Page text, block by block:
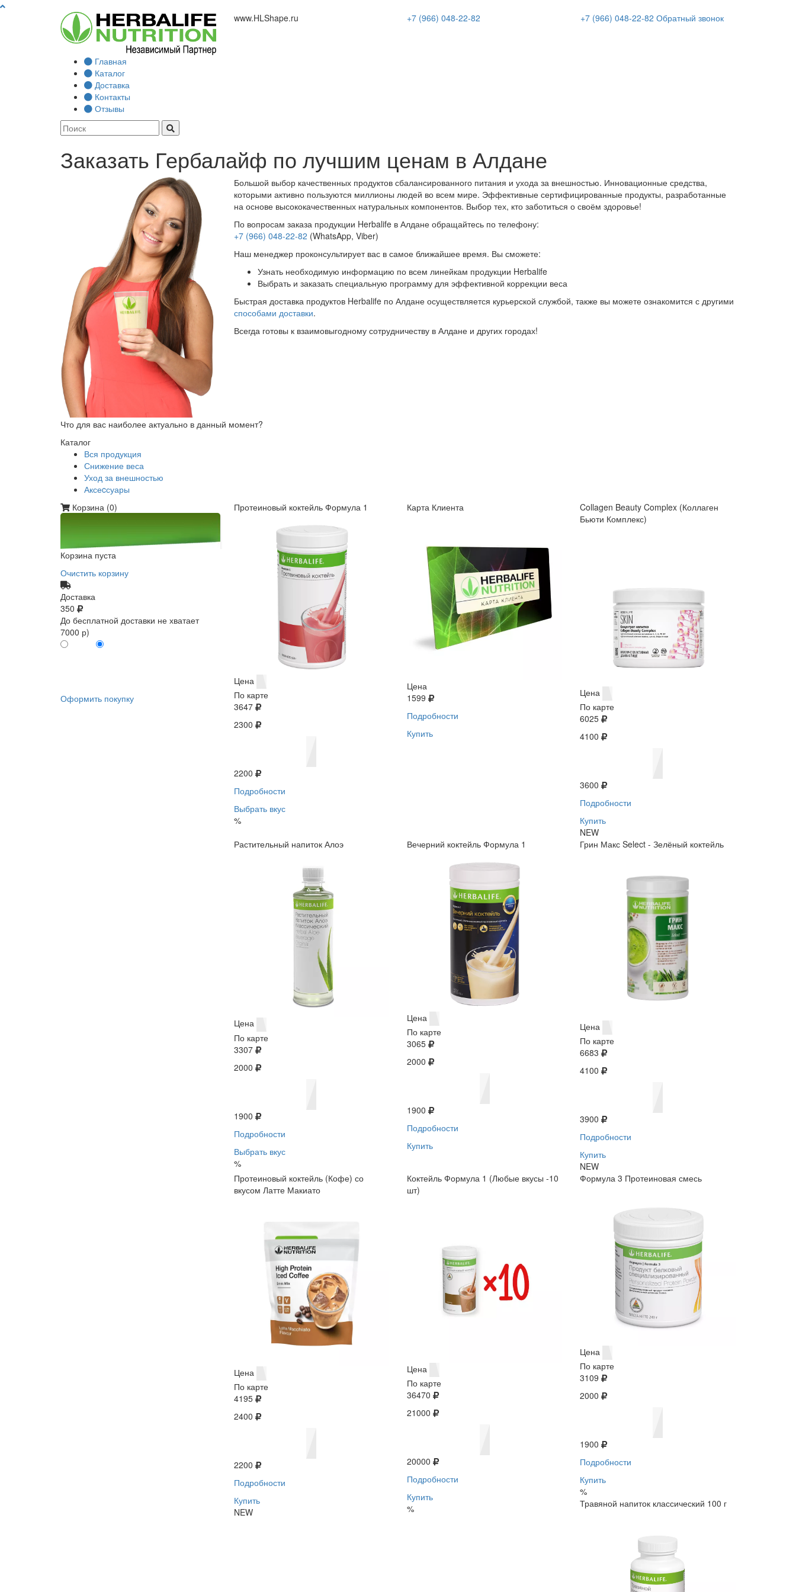
www.HLShape.ru +7 (966) 048-22-82 +7 (966) 048-22-82 Обратный звонок
Главная
Каталог
Доставка
Контакты
Отзывы
Заказать Гербалайф по лучшим ценам в Алдане
Большой выбор качественных продуктов сбалансированного питания и ухода за внешностью. Инновационные средства,
которыми активно пользуются миллионы людей во всем мире. Эффективные сертифицированные продукты, разработанные
на основе высококачественных натуральных компонентов. Выбор тех, кто заботиться о своём здоровье!
По вопросам заказа продукции Herbalife в Алдане обращайтесь по телефону:
+7 (966) 048-22-82 (WhatsApp, Viber)
Наш менеджер проконсультирует вас в самое ближайшее время. Вы сможете:
Узнать необходимую информацию по всем линейкам продукции Herbalife
Выбрать и заказать специальную программу для эффективной коррекции веса
Быстрая доставка продуктов Herbalife по Алдане осуществляется курьерской службой, также вы можете ознакомится с другими
способами доставки.
Всегда готовы к взаимовыгодному сотрудничеству в Алдане и других городах!
Что для вас наиболее актуально в данный момент?
Каталог
Вся продукция
Снижение веса
Уход за внешностью
Аксеcсуары
Корзина (0)
Корзина пуста
Очистить корзину
Доставка
350
До бесплатной доставки не хватает
7000 р)
Оформить покупку
Протеиновый коктейль Формула 1
Цена
По карте
3647
2300
2200
Подробности
Выбрать вкус
%
Карта Клиента
Цена
1599
Подробности
Купить
Collagen Beauty Complex (Коллаген
Бьюти Комплекс)
Цена
По карте
6025
4100
3600
Подробности
Купить
NEW
Растительный напиток Алоэ
Цена
По карте
3307
2000
1900
Подробности
Выбрать вкус
%
Вечерний коктейль Формула 1
Цена
По карте
3065
2000
1900
Подробности
Купить
Грин Макс Select - Зелёный коктейль
Цена
По карте
6683
4100
3900
Подробности
Купить
NEW
Протеиновый коктейль (Кофе) со
вкусом Латте Макиато
Цена
По карте
4195
2400
2200
Подробности
Купить
NEW
Коктейль Формула 1 (Любые вкусы -10
шт)
Цена
По карте
36470
21000
20000
Подробности
Купить
%
Формула 3 Протеиновая смесь
Цена
По карте
3109
2000
1900
Подробности
Купить
%
Травяной напиток классический 100 г